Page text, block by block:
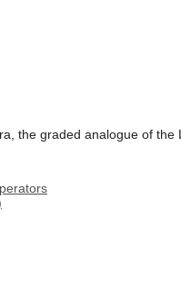
the graded analogue of